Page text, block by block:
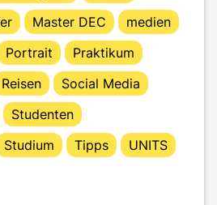
Master DEC
medien
Portrait
Praktikum
Reisen
Social Media
Studenten
Studium Tipps
UNITS